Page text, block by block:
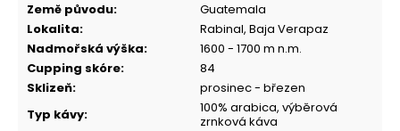
Země původu:
Guatemala
Lokalita:
Rabinal, Baja Verapaz
Nadmořská výška:
1600 - 1700 m n.m.
Cupping skóre:
84
Sklizeň:
prosinec - březen
Typ kávy:
100% arabica, výběrová
zrnková káva